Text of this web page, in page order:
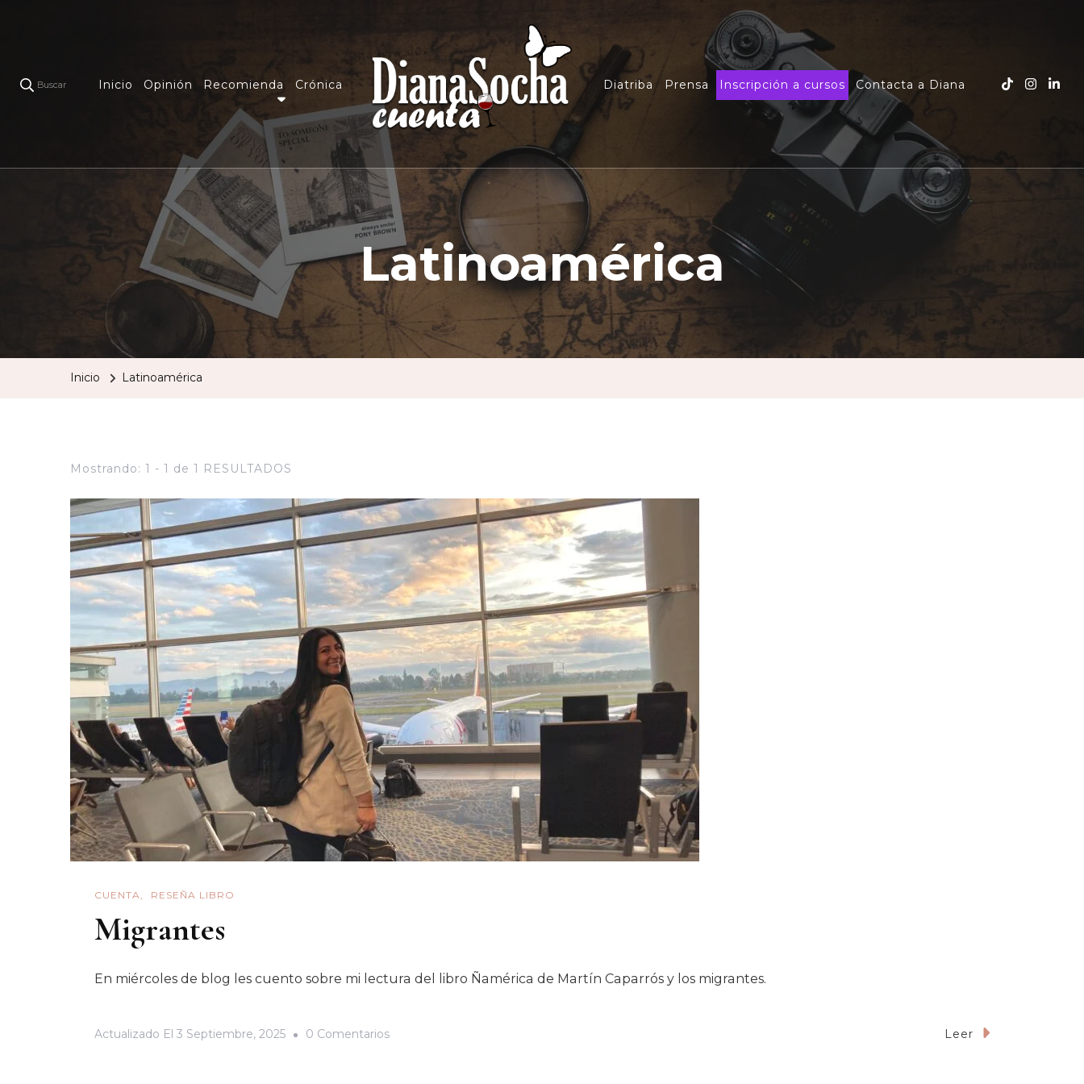
Buscar Inicio Opinión Recomienda Crónica Diatriba Prensa Inscripción a cursos Contacta a Diana
Latinoamérica
Inicio Latinoamérica
Mostrando: 1 - 1 de 1 RESULTADOS
CUENTA RESEÑA LIBRO
Migrantes
En miércoles de blog les cuento sobre mi lectura del libro Ñamérica de Martín Caparrós y los migrantes.
Actualizado El 3 Septiembre, 2025 0 ComentariosEn
Leer